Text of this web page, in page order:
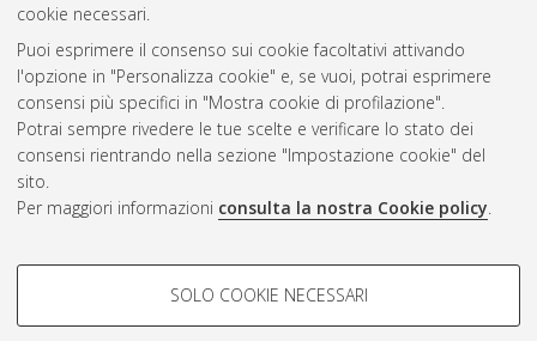
cookie necessari.
Puoi esprimere il consenso sui cookie facoltativi attivando
l'opzione in "Personalizza cookie" e, se vuoi, potrai esprimere
consensi più specifici in "Mostra cookie di profilazione".
Potrai sempre rivedere le tue scelte e verificare lo stato dei
consensi rientrando nella sezione "Impostazione cookie" del
sito.
Per maggiori informazioni consulta la nostra Cookie policy.
COOKIE DI PROFILAZIONE -
SOLO COOKIE NECESSARI
Atom
Rss 1.0
Rss 2.0
AMS Laurea
Impostazioni Cookie
Informativa sulla privacy
Condizioni d’uso del sito